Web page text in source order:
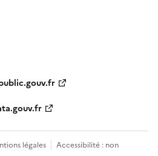
légales Accessibilité : non